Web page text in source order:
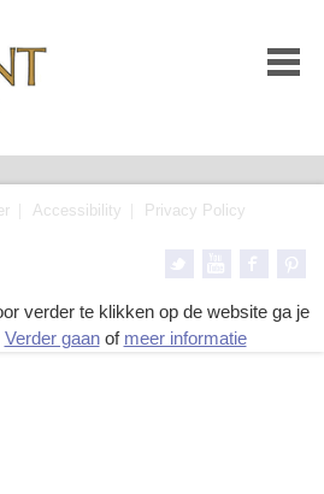
Accessibility Privacy Policy
verder te klikken op de website ga je
Verder gaanof meer informatie